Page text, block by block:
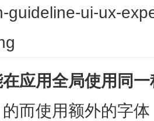
应用全局使用同
而使用额外的字